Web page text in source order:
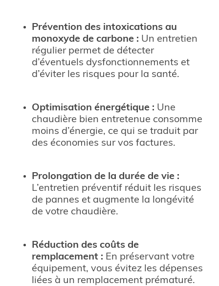
Prévention des intoxications au
monoxyde de carbone : Un entretien
régulier permet de détecter
d’éventuels dysfonctionnements et
d’éviter les risques pour la santé.
Optimisation énergétique : Une
chaudière bien entretenue consomme
moins d’énergie, ce qui se traduit par
des économies sur vos factures.
Prolongation de la durée de vie :
L’entretien préventif réduit les risques
de pannes et augmente la longévité
de votre chaudière.
Réduction des coûts de
remplacement : En préservant votre
équipement, vous évitez les dépenses
liées à un remplacement prématuré.